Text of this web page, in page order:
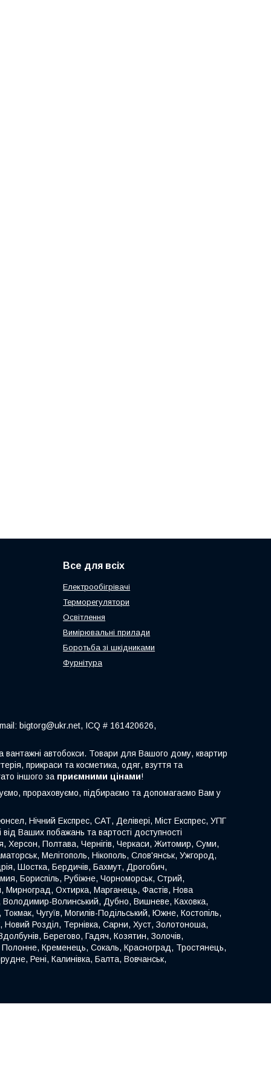
Все для всіх
Електрообігрівачі
Терморегулятори
Освітлення
Вимірювальні прилади
Боротьба зі шкідниками
Фурнітура
bigtorg@ukr.net, ICQ # 161420626,
вантажні автобокси. Товари для Вашого дому, квартир
прикраси та косметика, одяг, взуття та
іншого за приємними цінами!
прораховуємо, підбираємо та допомагаємо Вам у
Нічний Експрес, САТ, Делівері, Міст Експрес, УПГ
Ваших побажань та вартості доступності
Херсон, Полтава, Чернігів, Черкаси, Житомир, Суми,
Мелітополь, Нікополь, Слов'янськ, Ужгород,
Шостка, Бердичів, Бахмут, Дрогобич,
Бориспіль, Рубіжне, Чорноморськ, Стрий,
Мирноград, Охтирка, Марганець, Фастів, Нова
Володимир-Волинський, Дубно, Вишневе, Каховка,
Чугуїв, Могилів-Подільський, Южне, Костопіль,
Новий Розділ, Тернівка, Сарни, Хуст, Золотоноша,
Берегово, Гадяч, Козятин, Золочів,
Кременець, Сокаль, Красноград, Тростянець,
Рені, Калинівка, Балта, Вовчанськ,